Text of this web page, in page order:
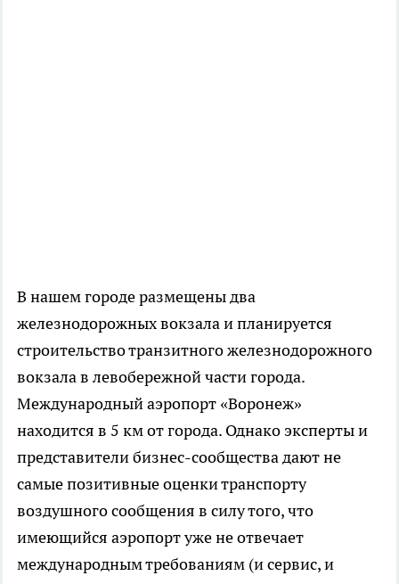
В нашем городе размещены два
железнодорожных вокзала и планируется
строительство транзитного железнодорожного
вокзала в левобережной части города.
Международный аэропорт «Воронеж»
находится в 5 км от города. Однако эксперты и
представители бизнес-сообщества дают не
самые позитивные оценки транспорту
воздушного сообщения в силу того, что
имеющийся аэропорт уже не отвечает
международным требованиям (и сервис, и